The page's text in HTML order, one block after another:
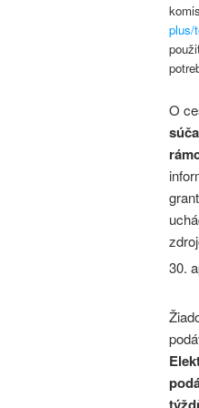
plus/
O
30.